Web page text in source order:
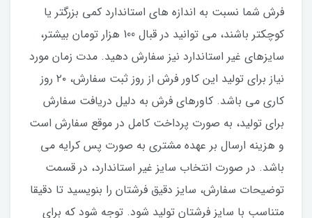
فرش شما نسبت به اندازه های استاندارد کمی بزرگتر یا
کوچکتر باشند، می توانید در قبال 100 هزار تومان بیشتر،
سایزهای غیر استاندارد نیز سفارش دهید. مدت زمان مورد
نیاز برای تولید این کاور فرش از روز ثبت سفارش، ۲۰ روز
کاری می باشد. کاورهای فرش به دلیل دریافت سفارش
برای تولید، به صورت پرداخت کامل در موقع سفارش است
و هزینه ارسال بر عهده مشتری به صورت پس کرایه می
باشد. در صورت انتخاب سایز غیر استاندارد، در قسمت
توضیحات سفارش، سایز دقیق فرشتان را بنویسید تا دقیقا
متناسب با سایز فرشتان تولید شود. توجه شود که برای